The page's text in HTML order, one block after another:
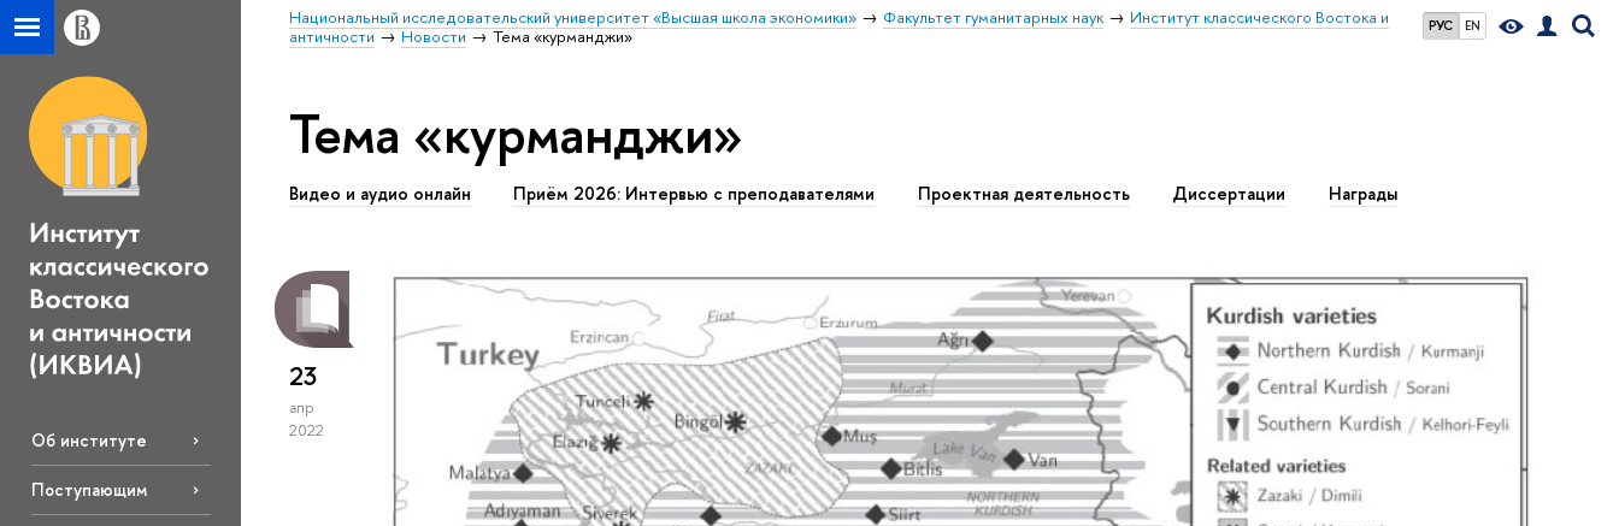
РУС EN
Национальный исследовательский университет «Высшая школа экономики» Факультет гуманитарных наук
Институт классического Востока и
античности
Новости Тема «курманджи»
Об институте
Поступающим
Тема «курманджи»
Видео и аудио онлайн Приём 2026: Интервью с преподавателями Проектная деятельность Диссертации Награды
23
апр
2022